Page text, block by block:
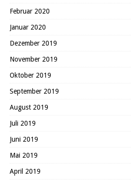
Februar 2020
Januar 2020
Dezember 2019
November 2019
Oktober 2019
September 2019
August 2019
Juli 2019
Juni 2019
Mai 2019
April 2019